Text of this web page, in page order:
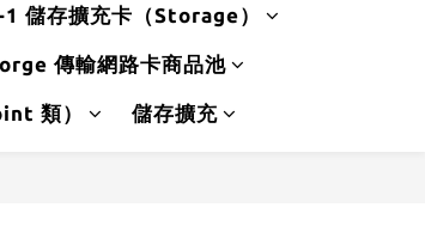
1 儲存擴充卡（Storage）
傳輸網路卡商品池
類） 儲存擴充